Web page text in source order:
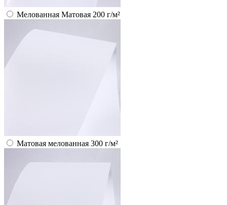
Мелованная Матовая 200 г/м²
Матовая мелованная 300 г/м²